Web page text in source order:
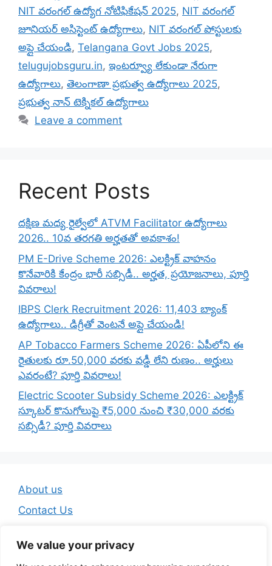
We value your privacy
NIT వరంగల్ ఉద్యోగ నోటిఫికేషన్ 2025, NIT వరంగల్
జూనియర్ అసిస్టెంట్ ఉద్యోగాలు, NIT వరంగల్ పోస్టులకు
అప్లై చేయండి, Telangana Govt Jobs 2025,
telugujobsguru.in, ఇంటర్వ్యూ లేకుండా నేరుగా
ఉద్యోగాలు, తెలంగాణా ప్రభుత్వ ఉద్యోగాలు 2025,
ప్రభుత్వ నాన్ టెక్నికల్ ఉద్యోగాలు
Leave a comment
Recent Posts
దక్షిణ మధ్య రైల్వేలో ATVM Facilitator ఉద్యోగాలు
2026.. 10వ తరగతి అర్హతతో అవకాశం!
PM E-Drive Scheme 2026: ఎలక్ట్రిక్ వాహనం
కొనేవారికి కేంద్రం భారీ సబ్సిడీ.. అర్హత, ప్రయోజనాలు, పూర్తి
వివరాలు!
IBPS Clerk Recruitment 2026: 11,403 బ్యాంక్
ఉద్యోగాలు.. డిగ్రీతో వెంటనే అప్లై చేయండి!
AP Tobacco Farmers Scheme 2026: ఏపీలోని ఈ
రైతులకు రూ.50,000 వరకు వడ్డీ లేని రుణం.. అర్హులు
ఎవరంటే? పూర్తి వివరాలు!
Electric Scooter Subsidy Scheme 2026: ఎలక్ట్రిక్
స్కూటర్ కొనుగోలుపై ₹5,000 నుంచి ₹30,000 వరకు
సబ్సిడీ? పూర్తి వివరాలు
About us
Contact Us
Privacy Policy